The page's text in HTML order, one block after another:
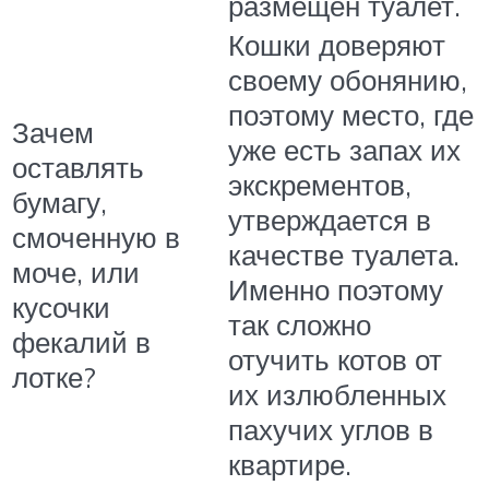
Зачем
оставлять
бумагу,
смоченную в
моче, или
кусочки
фекалий в
лотке?
Кошки доверяют
своему обонянию,
поэтому место, где
уже есть запах их
экскрементов,
утверждается в
качестве туалета.
Именно поэтому
так сложно
отучить котов от
их излюбленных
пахучих углов в
квартире.